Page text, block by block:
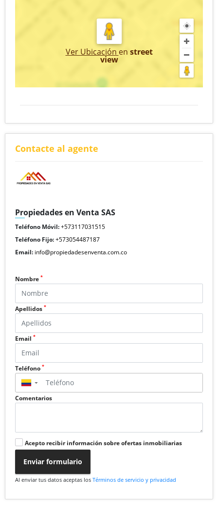
Ver Ubicación en street
view
Contacte al agente
Propiedades en Venta SAS
Teléfono Móvil:+573117031515
Teléfono Fijo:+573054487187
Email: info@propiedadesenventa.com.co
Nombre *
Apellidos *
Email *
Teléfono *
▼
Comentarios
Acepto recibir información sobre ofertas inmobiliarias
Enviar formulario
Al enviar tus datos aceptas los Términos de servicio y privacidad